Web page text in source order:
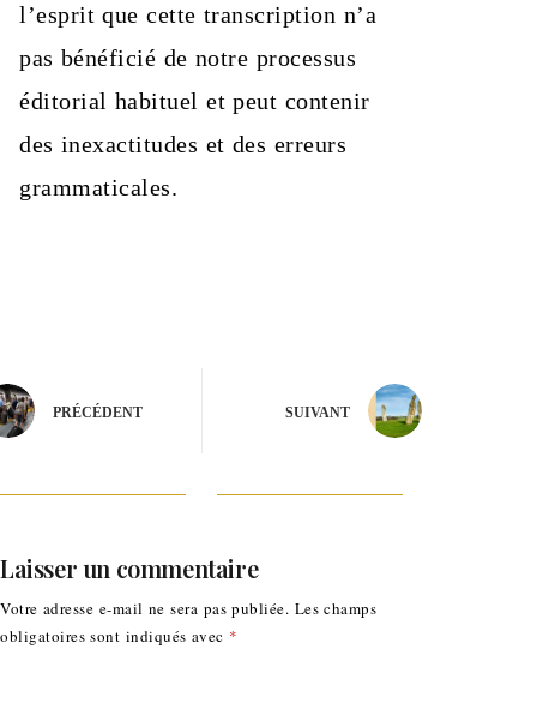
l’esprit que cette transcription n’a
pas bénéficié de notre processus
éditorial habituel et peut contenir
des inexactitudes et des erreurs
grammaticales.
PRÉCÉDENT SUIVANT
Laisser un commentaire
Votre adresse e-mail ne sera pas publiée. Les champs
obligatoires sont indiqués avec *